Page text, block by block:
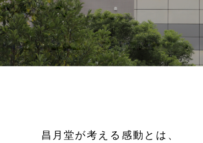
昌月堂が考える感動とは、